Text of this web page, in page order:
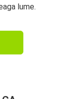
lume.